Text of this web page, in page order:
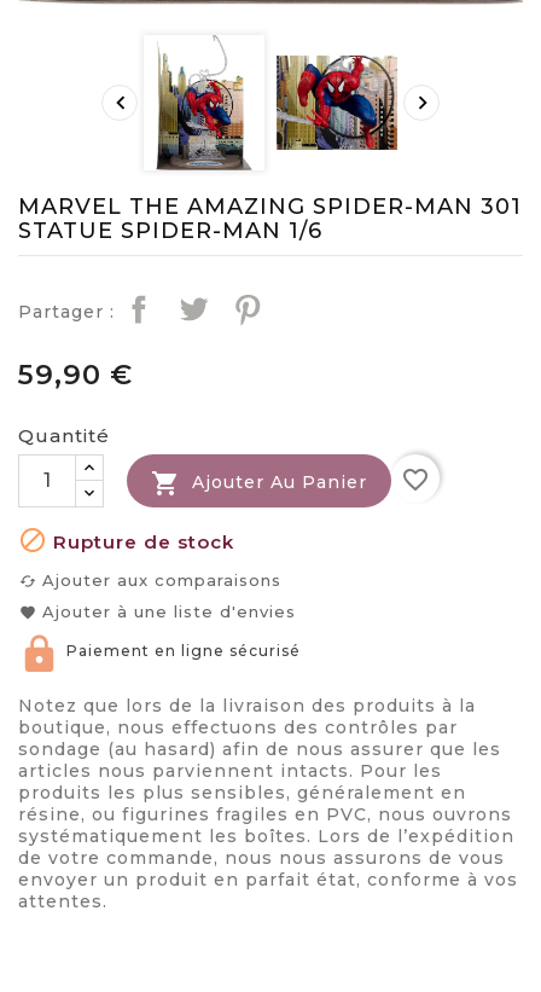
 
MARVEL THE AMAZING SPIDER-MAN 301
STATUE SPIDER-MAN 1/6
Partager :
59,90 €
Quantité
 Ajouter Au Panier favorite_border
 Rupture de stock
cached Ajouter aux comparaisons
favorite Ajouter à une liste d'envies
Paiement en ligne sécurisé
Notez que lors de la livraison des produits à la
boutique, nous effectuons des contrôles par
sondage (au hasard) afin de nous assurer que les
articles nous parviennent intacts. Pour les
produits les plus sensibles, généralement en
résine, ou figurines fragiles en PVC, nous ouvrons
systématiquement les boîtes. Lors de l’expédition
de votre commande, nous nous assurons de vous
envoyer un produit en parfait état, conforme à vos
attentes.